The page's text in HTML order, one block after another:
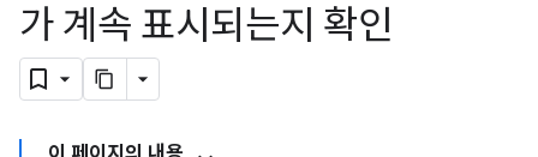
가 계속 표시되는지 확인